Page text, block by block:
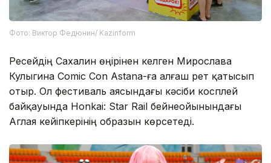
Фото: Виктор Федюнин/ Kazinform
Ресейдің Сахалин өңірінен келген Мирослава
Кулыгина Comic Con Astana-ға алғаш рет қатысып
отыр. Ол фестиваль аясындағы кәсіби косплей
байқауында Honkai: Star Rail бейнеойынындағы
Аглая кейіпкерінің образын көрсетеді.